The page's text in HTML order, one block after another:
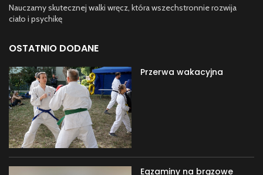
Nauczamy skutecznej walki wręcz, która wszechstronnie rozwija
ciało i psychikę
OSTATNIO DODANE
Przerwa wakacyjna
Egzaminy na brązowe